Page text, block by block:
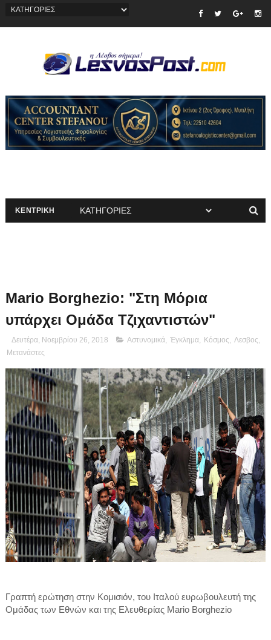
ΚΕΝΤΡΙΚΗ
Mario Borghezio: "Στη Μόρια
υπάρχει Ομάδα Τζιχαντιστών"
Δευτέρα, Νοεμβρίου 26, 2018 Αστυνομικά, Έγκλημα, Κόσμος Λεσβος
Μετανάστες
Γραπτή ερώτηση στην Κομισιόν, του Ιταλού ευρωβουλευτή της
Ομάδας των Εθνών και της Ελευθερίας Mario Borghezio